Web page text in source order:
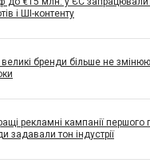
і ШІ-контенту
бренди більше не
рекламні кампанії першого
задавали тон індустрії